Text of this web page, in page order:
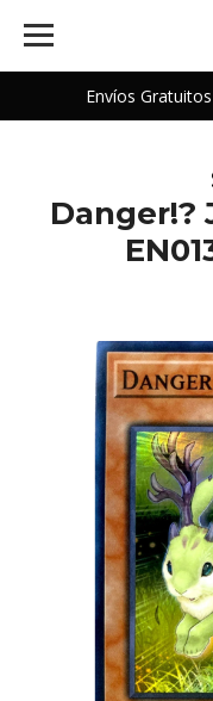
Envíos
Danger!?